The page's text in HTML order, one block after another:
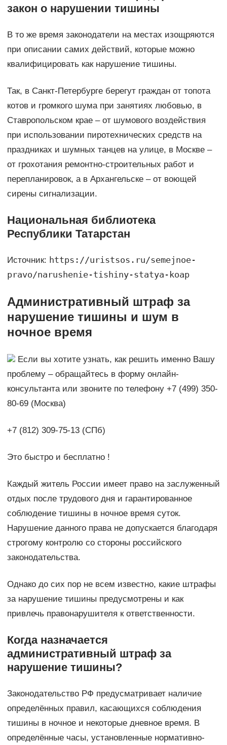
закон о нарушении тишины
В то же время законодатели на местах изощряются
при описании самих действий, которые можно
квалифицировать как нарушение тишины.
Так, в Санкт-Петербурге берегут граждан от топота
котов и громкого шума при занятиях любовью, в
Ставропольском крае – от шумового воздействия
при использовании пиротехнических средств на
праздниках и шумных танцев на улице, в Москве –
от грохотания ремонтно-строительных работ и
перепланировок, а в Архангельске – от воющей
сирены сигнализации.
Национальная библиотека
Республики Татарстан
Источник: https://uristsos.ru/semejnoe-
pravo/narushenie-tishiny-statya-koap
Административный штраф за
нарушение тишины и шум в
ночное время
Если вы хотите узнать, как решить именно Вашу
проблему – обращайтесь в форму онлайн-
консультанта или звоните по телефону +7 (499) 350-
80-69 (Москва)
+7 (812) 309-75-13 (СПб)
Это быстро и бесплатно !
Каждый житель России имеет право на заслуженный
отдых после трудового дня и гарантированное
соблюдение тишины в ночное время суток.
Нарушение данного права не допускается благодаря
строгому контролю со стороны российского
законодательства.
Однако до сих пор не всем известно, какие штрафы
за нарушение тишины предусмотрены и как
привлечь правонарушителя к ответственности.
Когда назначается
административный штраф за
нарушение тишины?
Законодательство РФ предусматривает наличие
определённых правил, касающихся соблюдения
тишины в ночное и некоторые дневное время. В
определённые часы, установленные нормативно-